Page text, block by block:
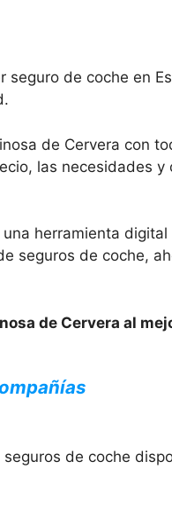
de coche en
de Cervera con
las necesidades y
herramienta
seguros de coche,
de Cervera al
de coche